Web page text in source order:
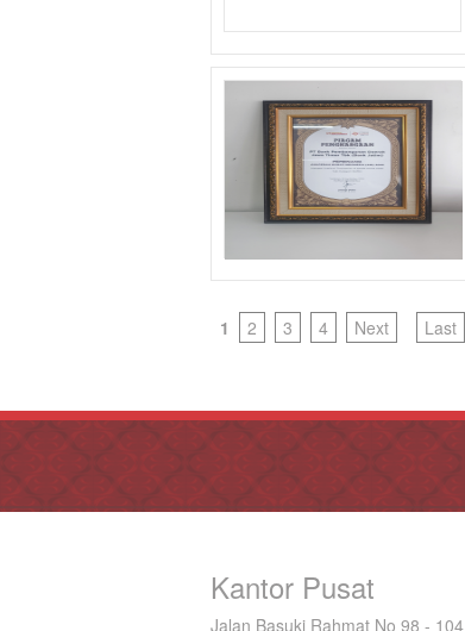
1 2 3 4 Next Last
Kantor Pusat
Jalan Basuki Rahmat No 98 - 104